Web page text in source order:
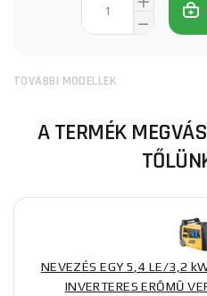
TOVÁBBI MODELLEK
A TERMÉK
NEVEZÉS EGY 5,4 LE/3,2
INVERTERES ERŐMŰ